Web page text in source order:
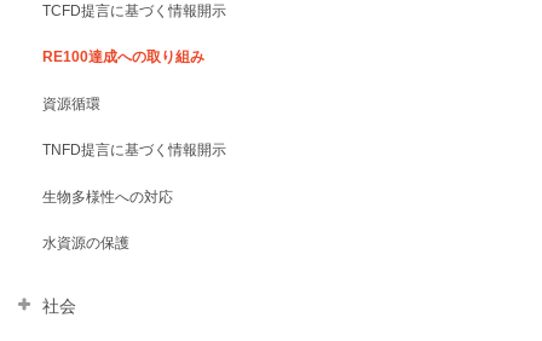
TCFD提⾔に基づく情報開⽰
RE100達成への取り組み
資源循環
TNFD提言に基づく情報開示
⽣物多様性への対応
水資源の保護
社会